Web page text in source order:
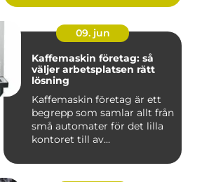
09. jun
Kaffemaskin företag: så
väljer arbetsplatsen rätt
lösning
Kaffemaskin företag är ett
begrepp som samlar allt från
små automater för det lilla
kontoret till av...